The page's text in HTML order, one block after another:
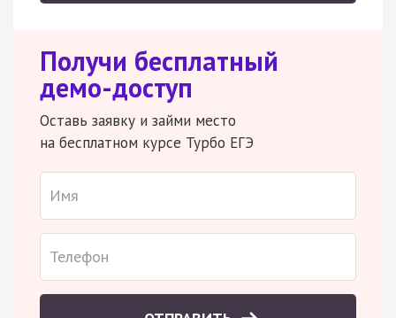
Получи бесплатный
демо-доступ
Оставь заявку и займи место
на бесплатном курсе Турбо ЕГЭ